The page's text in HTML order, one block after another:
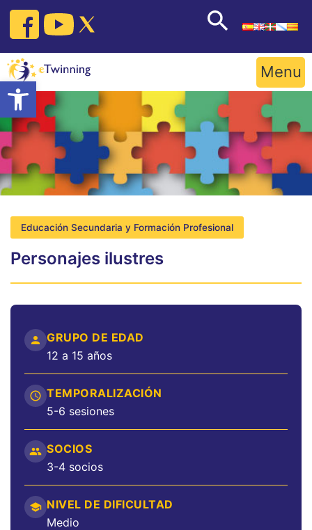
Open toolbar
Skip
content
Menu
Educación Secundaria y Formación Profesional
Personajes ilustres
GRUPO DE EDAD
12 a 15 años
TEMPORALIZACIÓN
5-6 sesiones
SOCIOS
3-4 socios
NIVEL DE DIFICULTAD
Medio